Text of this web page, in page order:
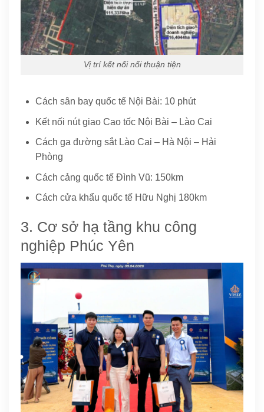
Vị trí kết nối nối thuận tiện
Cách sân bay quốc tế Nội Bài: 10 phút
Kết nối nút giao Cao tốc Nội Bài – Lào Cai
Cách ga đường sắt Lào Cai – Hà Nội – Hải
Phòng
Cách cảng quốc tế Đình Vũ: 150km
Cách cửa khẩu quốc tế Hữu Nghị 180km
3. Cơ sở hạ tầng khu công
nghiệp Phúc Yên